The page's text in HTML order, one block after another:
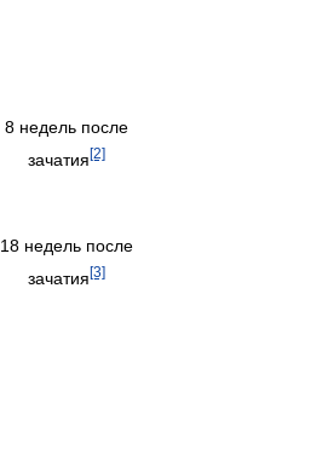
8 недель после
зачатия[2]
18 недель после
зачатия [3]